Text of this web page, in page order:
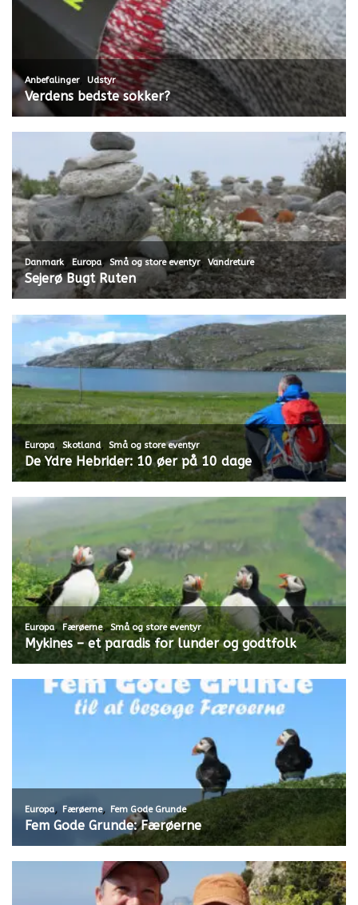
Anbefalinger, Udstyr
Verdens bedste sokker?
Danmark, Europa,Små og store eventyr,Vandreture
Sejerø Bugt Ruten
Europa Skotland Små og store eventyr
De Ydre Hebrider: 10 øer på 10 dage
Europa,Færøerne,Små og store eventyr
Mykines – et paradis for lunder og godtfolk
Europa, Færøerne, Fem Gode Grunde
Fem Gode Grunde: Færøerne